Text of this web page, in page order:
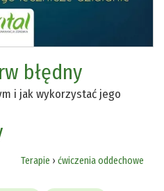
błędny
i jak wykorzystać jego
Terapie › ćwiczenia oddechowe